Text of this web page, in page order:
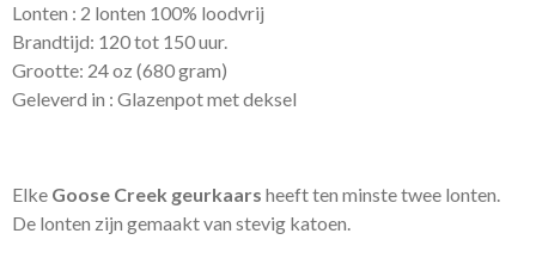
Lonten : 2 lonten 100% loodvrij
Brandtijd: 120 tot 150 uur.
Grootte: 24 oz (680 gram)
Geleverd in : Glazenpot met deksel
Elke Goose Creek geurkaars heeft ten minste twee lonten.
De lonten zijn gemaakt van stevig katoen.